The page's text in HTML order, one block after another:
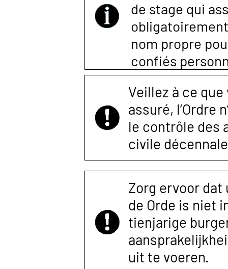
de stage qui
nom propre
confiés
Veillez à ce
assuré, l’Ordre
le contrôle des
civile
Zorg ervoor
de Orde is niet
tienjarige
uit te voeren.